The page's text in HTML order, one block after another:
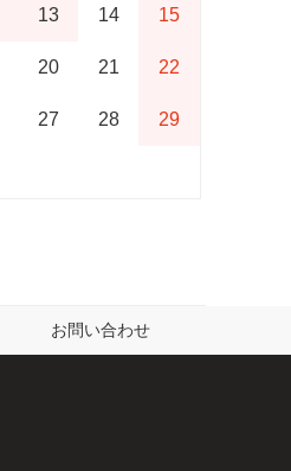
13 14 15
20 21 22
27 28 29
お問い合わせ